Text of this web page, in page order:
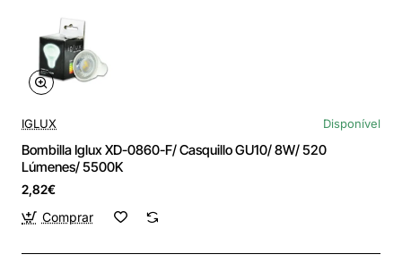
IGLUX Disponível
Bombilla Iglux XD-0860-F/ Casquillo GU10/ 8W/ 520
Lúmenes/ 5500K
2,82€
Comprar